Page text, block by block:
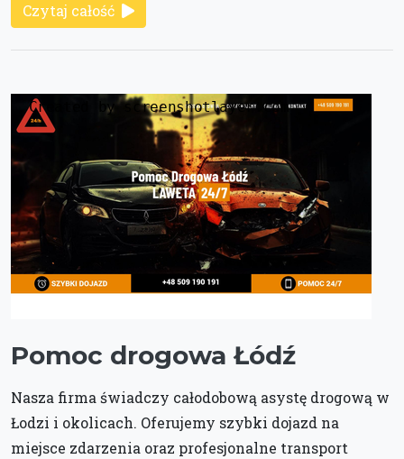
Czytaj całość
Pomoc drogowa Łódź
Nasza firma świadczy całodobową asystę drogową w
Łodzi i okolicach. Oferujemy szybki dojazd na
miejsce zdarzenia oraz profesjonalne transport